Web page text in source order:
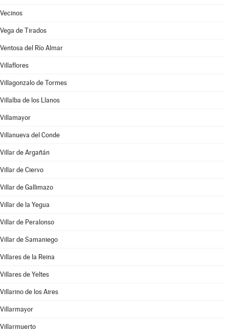
Vecinos
Vega de Tirados
Ventosa del Río Almar
Villaflores
Villagonzalo de Tormes
Villalba de los Llanos
Villamayor
Villanueva del Conde
Villar de Argañán
Villar de Ciervo
Villar de Gallimazo
Villar de la Yegua
Villar de Peralonso
Villar de Samaniego
Villares de la Reina
Villares de Yeltes
Villarino de los Aires
Villarmayor
Villarmuerto